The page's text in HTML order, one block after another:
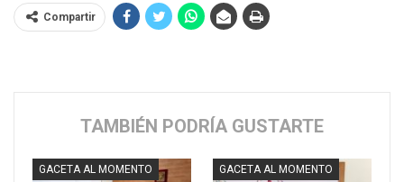
Compartir
TAMBIÉN PODRÍA GUSTARTE
GACETA AL MOMENTO GACETA AL MOMENTO